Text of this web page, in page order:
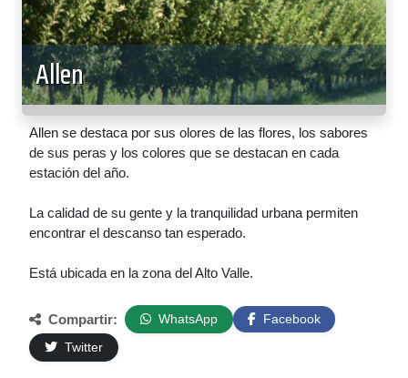
Allen
Allen se destaca por sus olores de las flores, los sabores
de sus peras y los colores que se destacan en cada
estación del año.
La calidad de su gente y la tranquilidad urbana permiten
encontrar el descanso tan esperado.
Está ubicada en la zona del Alto Valle.
Compartir: WhatsApp
Facebook
Twitter